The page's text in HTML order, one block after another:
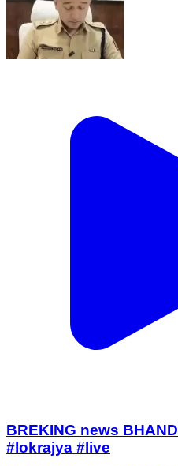
BREKING news
#lokrajya #live